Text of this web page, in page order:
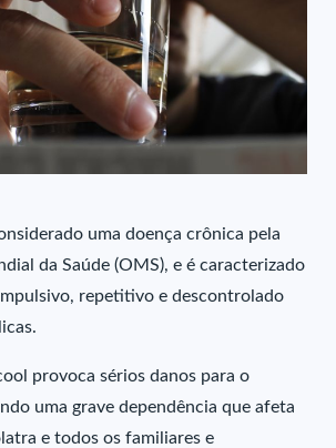
uma doença crônica pela
da Saúde (OMS), e é caracterizado
repetitivo e descontrolado
provoca sérios danos para o
uma grave dependência que afeta
e todos os familiares e